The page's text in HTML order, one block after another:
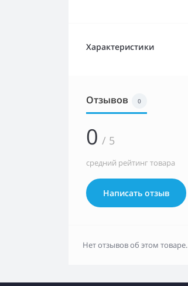
Характеристики
Отзывов 0
0 / 5
средний рейтинг товара
Написать отзыв
Нет отзывов об этом товаре.